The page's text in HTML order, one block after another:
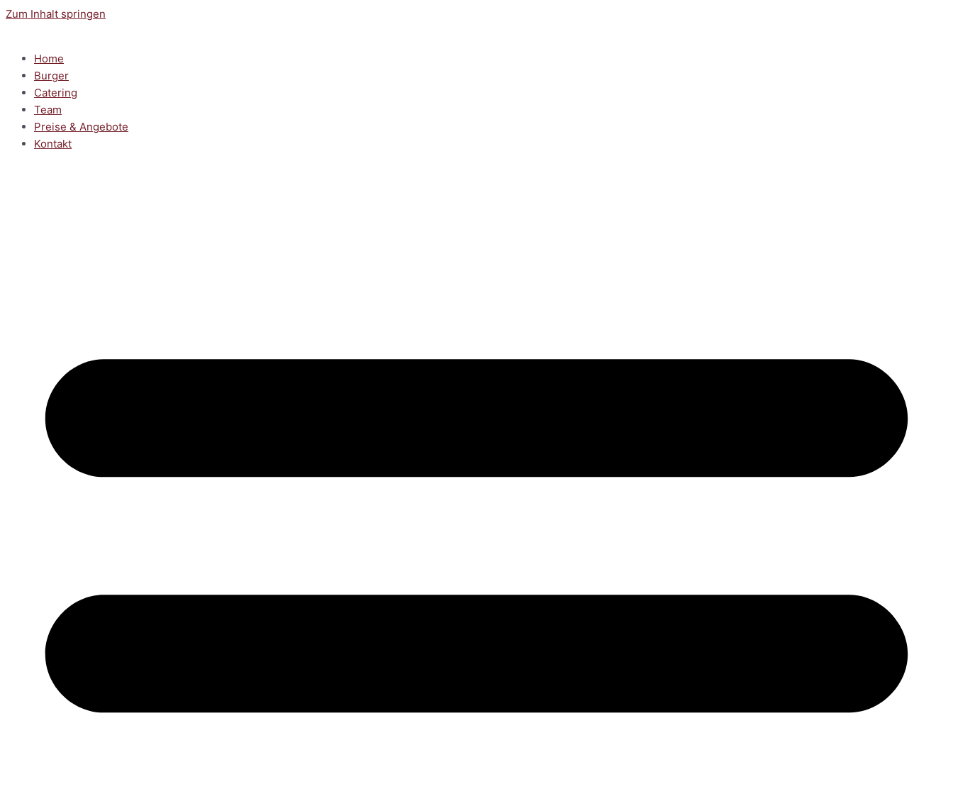
Zum Inhalt springen
Home
Burger
Catering
Team
Preise & Angebote
Kontakt